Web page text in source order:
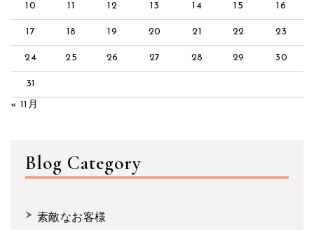
10 11 12 13 14 15 16
17 18 19 20 21 22 23
24 25 26 27 28 29 30
31
« 11月
Blog Category
素敵なお客様